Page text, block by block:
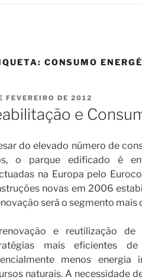
CONSUMO
FEVEREIRO DE 2012
e
do elevado número de
o parque edificado é
na Europa pelo
novas em 2006
será o segmento
e reutilização
mais eficientes
menos energia
naturais. A necessidade